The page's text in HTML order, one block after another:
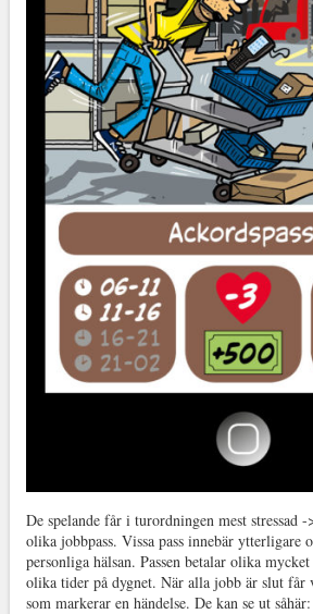
De spelande får i turordningen mest stressad
olika jobbpass. Vissa pass innebär ytterligare
personliga hälsan. Passen betalar olika
olika tider på dygnet. När alla jobb är slut får
som markerar en händelse. De kan se ut såhär: